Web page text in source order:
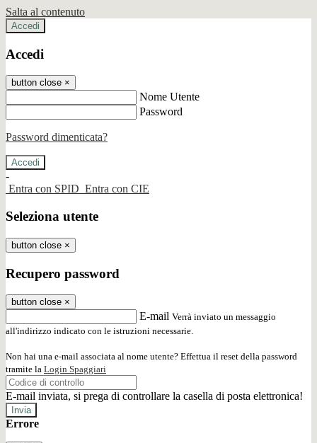
Salta al contenuto
Accedi
Accedi
button close ×
Nome Utente
Password
Password dimenticata?
-
Entra con SPID Entra con CIE
Seleziona utente
button close ×
Recupero password
button close ×
E-mail Verrà inviato un messaggio
all'indirizzo indicato con le istruzioni necessarie.
Non hai una e-mail associata al nome utente? Effettua il reset della password
tramite la Login Spaggiari
E-mail inviata, si prega di controllare la casella di posta elettronica!
Errore